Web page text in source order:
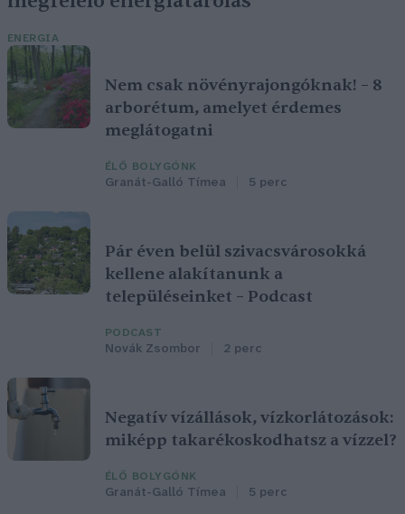
ENERGIA
Nem csak növényrajongóknak! – 8
arborétum, amelyet érdemes
meglátogatni
ÉLŐ BOLYGÓNK
Granát-Galló Tímea 5 perc
Pár éven belül szivacsvárosokká
kellene alakítanunk a
településeinket – Podcast
PODCAST
Novák Zsombor 2 perc
Negatív vízállások, vízkorlátozások:
miképp takarékoskodhatsz a vízzel?
ÉLŐ BOLYGÓNK
Granát-Galló Tímea 5 perc